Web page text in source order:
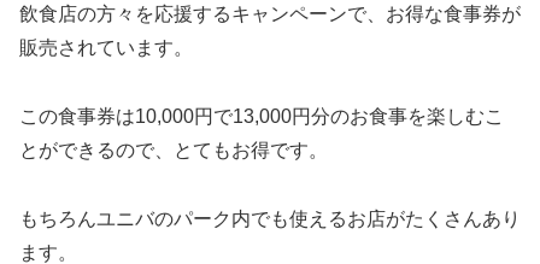
飲食店の方々を応援するキャンペーンで、お得な食事券が
販売されています。
この食事券は10,000円で13,000円分のお食事を楽しむこ
とができるので、とてもお得です。
もちろんユニバのパーク内でも使えるお店がたくさんあり
ます。